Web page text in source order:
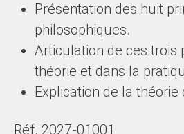
Présentation des huit
philosophiques.
Articulation de ces trois
théorie et dans la
Explication de la théorie
Réf. 2027-01001